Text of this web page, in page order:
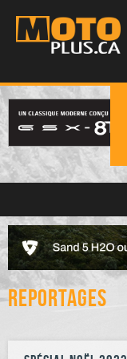
Reportages